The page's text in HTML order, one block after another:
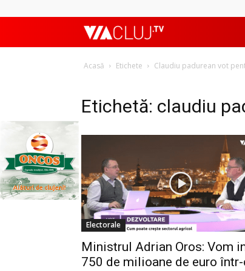
ViaClujTV
Acasă Etichete Claudiu padurean vot
Etichetă: claudiu
Electorale
Ministrul Adrian Oros: Vom
750 de milioane de euro într-